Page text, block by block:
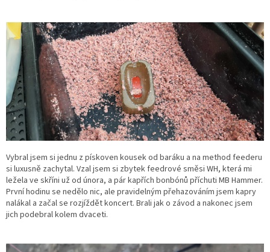
Vybral jsem si jednu z pískoven kousek od baráku a na method feederu
si luxusně zachytal. Vzal jsem si zbytek feedrové směsi WH, která mi
ležela ve skříni už od února, a pár kapřích bonbónů příchuti MB Hammer.
První hodinu se nedělo nic, ale pravidelným přehazováním jsem kapry
nalákal a začal se rozjíždět koncert. Brali jak o závod a nakonec jsem
jich podebral kolem dvaceti.